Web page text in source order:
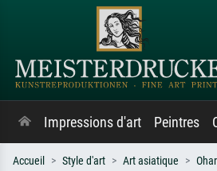
Impressions d'art Peintres
Accueil Style d'art Art asiatique